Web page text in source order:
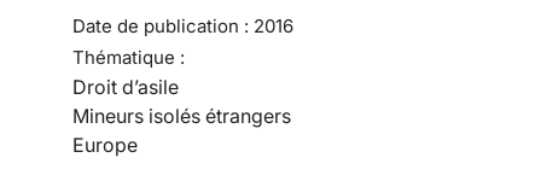
Date de publication : 2016
Thématique :
Droit d’asile
Mineurs isolés étrangers
Europe